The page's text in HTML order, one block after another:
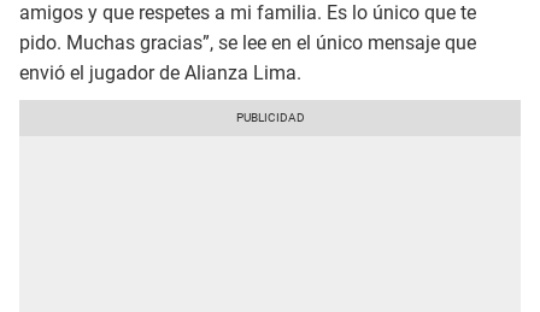
amigos y que respetes a mi familia. Es lo único que te
pido. Muchas gracias”, se lee en el único mensaje que
envió el jugador de Alianza Lima.